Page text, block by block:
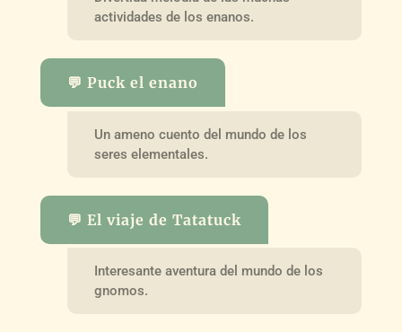
actividades de los enanos.
💬 Puck el enano
Un ameno cuento del mundo de los
seres elementales.
💬 El viaje de Tatatuck
Interesante aventura del mundo de los
gnomos.